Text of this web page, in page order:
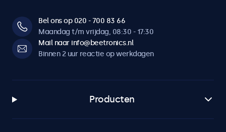
Bel ons op 020 - 700 83 66
Maandag t/m vrijdag, 08:30 - 17:30
Mail naar info@beetronics.nl
Binnen 2 uur reactie op werkdagen
Producten